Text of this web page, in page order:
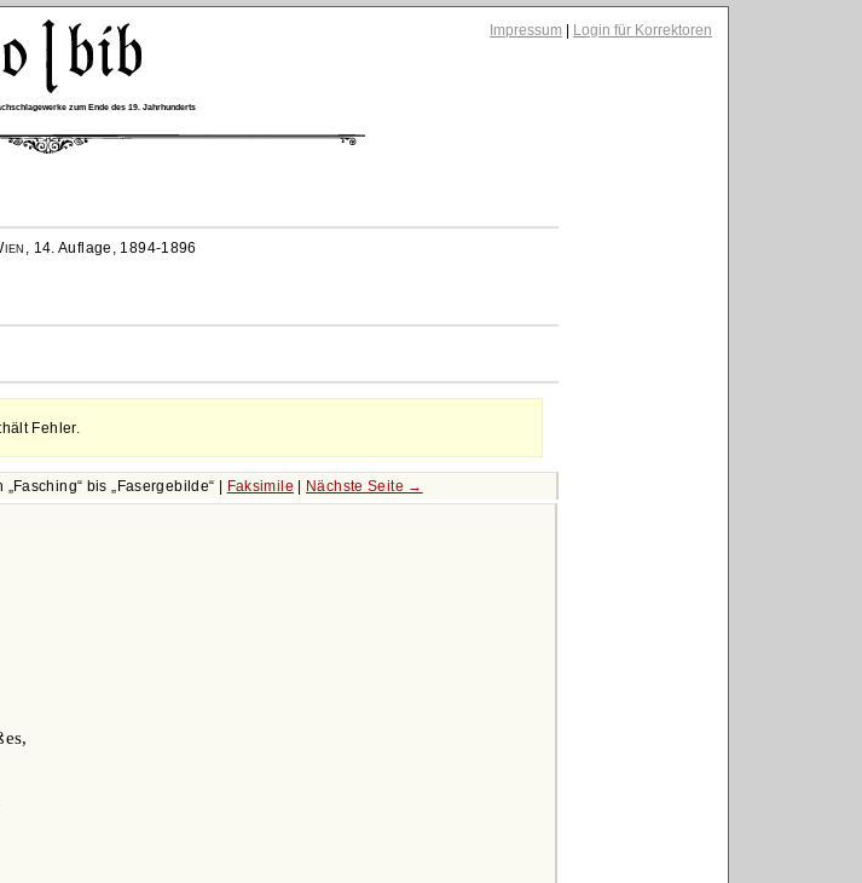
Impressum Login für Korrektoren
zum Ende des 19. Jahrhunderts
, 14. Auflage, 1894-1896
Fehler.
Fasching bis Fasergebilde Faksimile Nächste Seite →